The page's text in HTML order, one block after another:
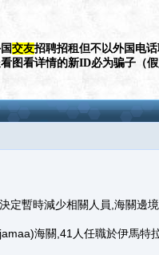
交友招聘招租但不以外国电
图看详情的新ID必为骗子（
定暫時減少相關人員,海關邊
海關,41人任職於伊馬特